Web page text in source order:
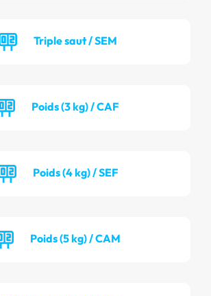
Triple saut / SEM
Poids (3 kg) / CAF
Poids (4 kg) / SEF
Poids (5 kg) / CAM